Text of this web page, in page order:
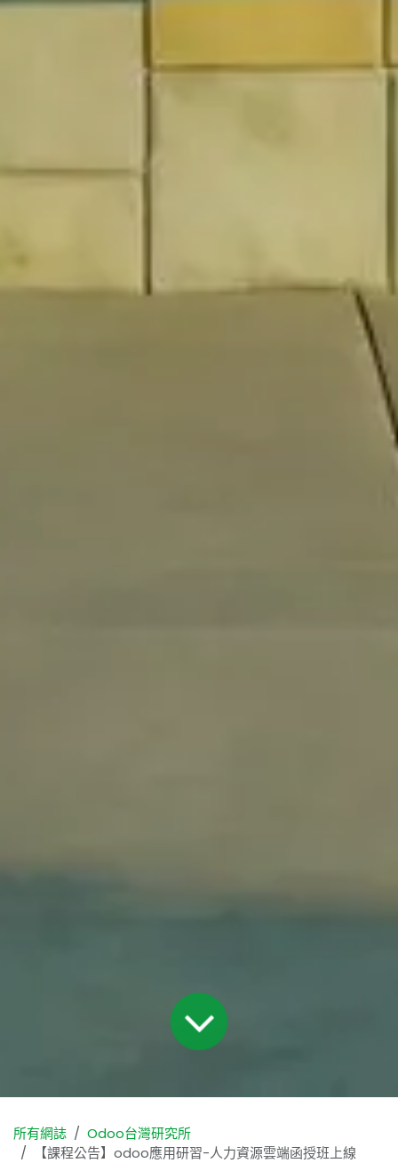
所有網誌
Odoo台灣研究所
【課程公告】odoo應用研習-人力資源雲端函授班上線